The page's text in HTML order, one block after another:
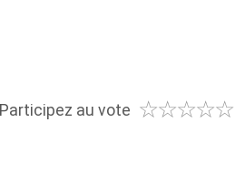
Participez au vote ☆☆☆☆☆
★★★★★